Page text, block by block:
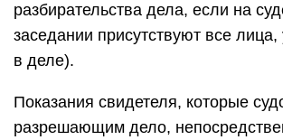
разбирательства дела, если на
заседании присутствуют все
в деле).
Показания свидетеля, которые
разрешающим дело,